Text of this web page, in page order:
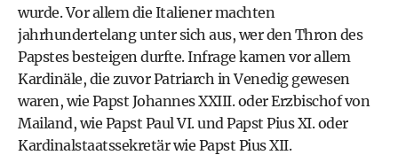
wurde. Vor allem die Italiener machten
jahrhundertelang unter sich aus, wer den Thron des
Papstes besteigen durfte. Infrage kamen vor allem
Kardinäle, die zuvor Patriarch in Venedig gewesen
waren, wie Papst Johannes XXIII. oder Erzbischof von
Mailand, wie Papst Paul VI. und Papst Pius XI. oder
Kardinalstaatssekretär wie Papst Pius XII.